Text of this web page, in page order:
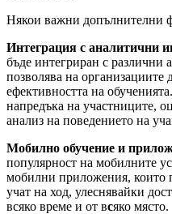
Някои важни допълнителни
Интеграция с аналитични
бъде интегриран с различни
позволява на организациите
ефективността на
напредъка на участниците,
анализ на поведението на
Мобилно обучение и
популярност на мобилните
мобилни приложения, които
учат на ход, улеснявайки
всяко време и от всяко място.